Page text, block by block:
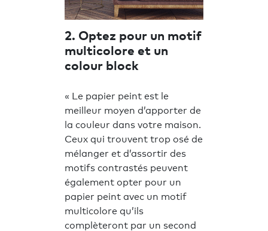
2. Optez pour un motif
multicolore et un
colour block
« Le papier peint est le
meilleur moyen d’apporter de
la couleur dans votre maison.
Ceux qui trouvent trop osé de
mélanger et d’assortir des
motifs contrastés peuvent
également opter pour un
papier peint avec un motif
multicolore qu’ils
complèteront par un second